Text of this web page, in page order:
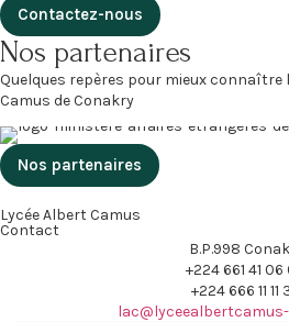
Contactez-nous
Nos partenaires
Quelques repères pour mieux connaître
Camus de Conakry
Nos partenaires
Lycée Albert Camus
Contact
B.P.998
+224 661 41 06
+224 666 11 11